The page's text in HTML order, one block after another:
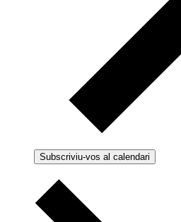
Subscriviu-vos al calendari